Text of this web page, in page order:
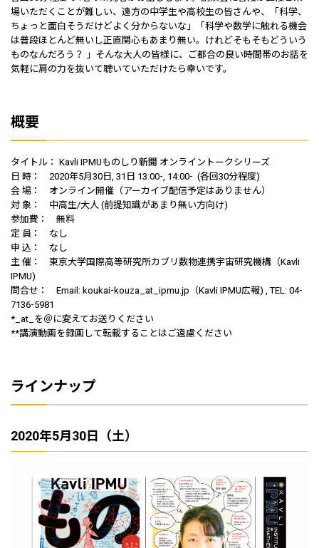
場いただくことが難しい、遠方の中学生や高校生の皆さんや、「科学、
ちょっと面白そうだけどよく分からないな」「科学や数学に触れる機会
は普段ほとんど無いし正直関心もあまり無い。けれどそもそもどういう
ものなんだろう？ 」そんな大人の皆様に、ご都合の良い時間帯のお話を
気軽に肩の力を抜いて聴いていただけたら幸いです。
概要
タイトル： Kavli IPMUものしり新聞 オンライントークシリーズ
日 時： 2020年5月30日, 31日 13:00-, 14:00- (各回30分程度)
会 場： オンライン開催（アーカイブ配信予定はありません）
対 象： 中高生/大人 (前提知識があまり無い方向け)
参加費： 無料
定 員： なし
申 込： なし
主 催： 東京大学国際高等研究所カブリ数物連携宇宙研究機構（Kavli
IPMU)
問合せ： Email: koukai-kouza_at_ipmu.jp（Kavli IPMU広報) , TEL: 04-
7136-5981
*_at_を＠に変えてお送りください
**講演動画を録画して転載することはご遠慮ください
ラインナップ
2020年5月30日（土）